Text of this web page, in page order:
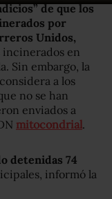
de que los
por
Unidos,
incinerados en
Sin embargo, la
a los
no se han
enviados a
mitocondrial.
detenidas 74
informó la